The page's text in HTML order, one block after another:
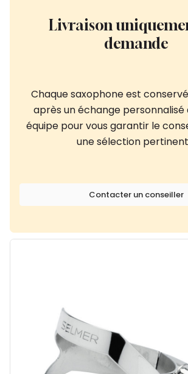
Livraison
demande
Chaque saxophone est
après un échange
équipe pour vous garantir le
une sélection
Contacter un conseiller